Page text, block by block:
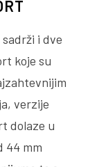
i dve
koje su
verzije
dolaze u
44 mm